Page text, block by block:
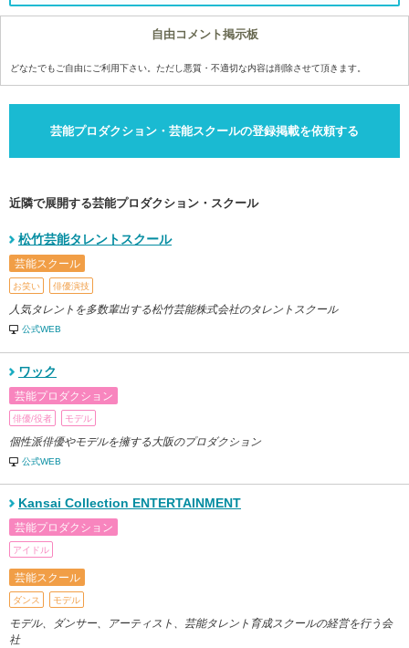
自由コメント掲示板
どなたでもご自由にご利用下さい。ただし悪質・不適切な内容は削除させて頂きます。
芸能プロダクション・芸能スクールの登録掲載を依頼する
近隣で展開する芸能プロダクション・スクール
松竹芸能タレントスクール
芸能スクール
お笑い 俳優演技
人気タレントを多数輩出する松竹芸能株式会社のタレントスクール
公式WEB
ワック
芸能プロダクション
俳優/役者 モデル
個性派俳優やモデルを擁する大阪のプロダクション
公式WEB
Kansai Collection ENTERTAINMENT
芸能プロダクション
アイドル
芸能スクール
ダンス モデル
モデル、ダンサー、アーティスト、芸能タレント育成スクールの経営を行う会
社